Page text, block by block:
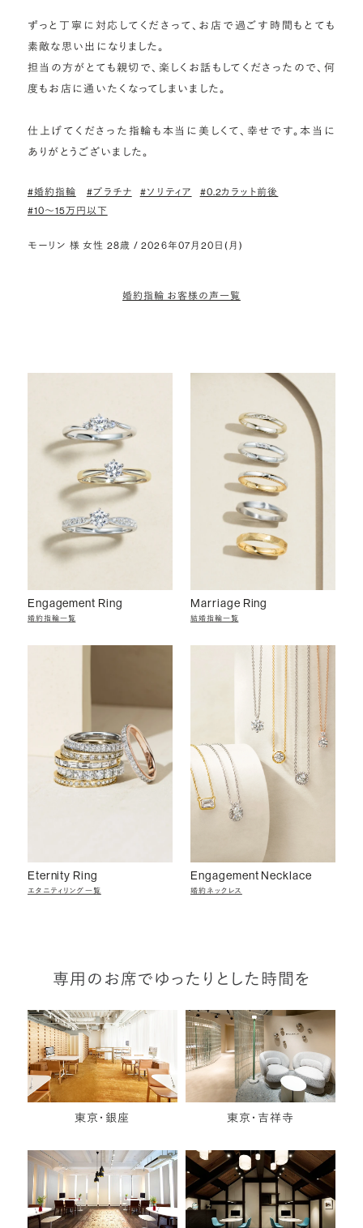
ずっと丁寧に対応してくださって、お店で過ごす時間もとても
素敵な思い出になりました。
担当の方がとても親切で、楽しくお話もしてくださったので、何
度もお店に通いたくなってしまいました。
仕上げてくださった指輪も本当に美しくて、幸せです。本当に
ありがとうございました。
#婚約指輪 #プラチナ #ソリティア
#0.2カラット前後
#10〜15万円以下
モーリン 様 女性 28歳 / 2026年07月20日(月)
婚約指輪 お客様の声一覧
Engagement Ring
婚約指輪一覧
Marriage Ring
結婚指輪一覧
Eternity Ring
エタニティリング一覧
Engagement Necklace
婚約ネックレス
専用のお席でゆったりとした時間を
東京・銀座 東京・吉祥寺